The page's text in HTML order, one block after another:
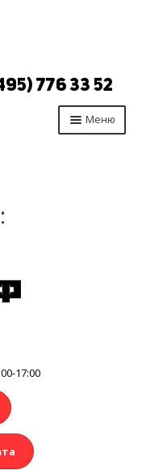
776 33 52
Меню
17:00